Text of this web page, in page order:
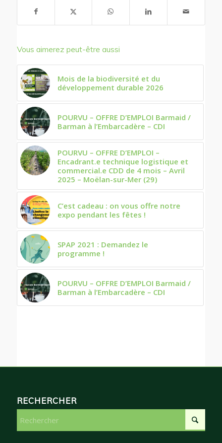
Vous aimerez peut-être aussi
Mois de la biodiversité et du
développement durable 2026
POURVU – OFFRE D’EMPLOI Barmaid /
Barman à l’Embarcadère – CDI
POURVU – OFFRE D’EMPLOI –
Encadrant.e technique logistique et
commercial.e CDD de 4 mois – Avril
2025 – Moëlan-sur-Mer (29)
C’est cadeau : on vous offre notre
expo pendant les fêtes !
SPAP 2021 : Demandez le
programme !
POURVU – OFFRE D’EMPLOI Barmaid /
Barman à l’Embarcadère – CDI
RECHERCHER